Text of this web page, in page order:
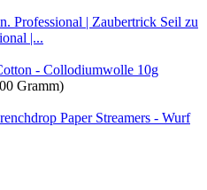
Seil zu
|...
- Collodiumwolle 10g
Gramm)
Paper Streamers - Wurf